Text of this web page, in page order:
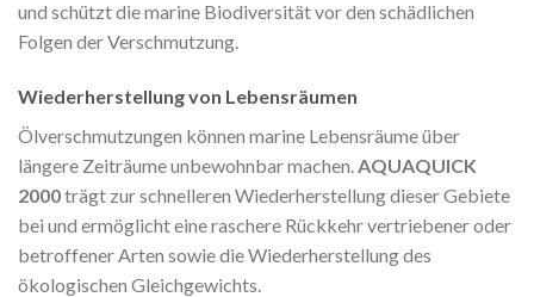
und schützt die marine Biodiversität vor den schädlichen
Folgen der Verschmutzung.
Wiederherstellung von Lebensräumen
Ölverschmutzungen können marine Lebensräume über
längere Zeiträume unbewohnbar machen.AQUAQUICK
2000trägt zur schnelleren Wiederherstellung dieser Gebiete
bei und ermöglicht eine raschere Rückkehr vertriebener oder
betroffener Arten sowie die Wiederherstellung des
ökologischen Gleichgewichts.